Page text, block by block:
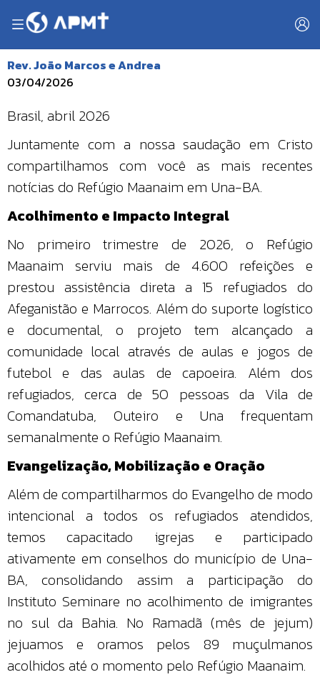
Rev. João Marcos e Andrea
03/04/2026
Brasil, abril 2026
Juntamente com a nossa saudação em Cristo
compartilhamos com você as mais recentes
notícias do Refúgio Maanaim em Una-BA.
Acolhimento e Impacto Integral
No primeiro trimestre de 2026, o Refúgio
Maanaim serviu mais de 4.600 refeições e
prestou assistência direta a 15 refugiados do
Afeganistão e Marrocos. Além do suporte logístico
e documental, o projeto tem alcançado a
comunidade local através de aulas e jogos de
futebol e das aulas de capoeira. Além dos
refugiados, cerca de 50 pessoas da Vila de
Comandatuba, Outeiro e Una frequentam
semanalmente o Refúgio Maanaim.
Evangelização, Mobilização e Oração
Além de compartilharmos do Evangelho de modo
intencional a todos os refugiados atendidos,
temos capacitado igrejas e participado
ativamente em conselhos do município de Una-
BA, consolidando assim a participação do
Instituto Seminare no acolhimento de imigrantes
no sul da Bahia. No Ramadã (mês de jejum)
jejuamos e oramos pelos 89 muçulmanos
acolhidos até o momento pelo Refúgio Maanaim.